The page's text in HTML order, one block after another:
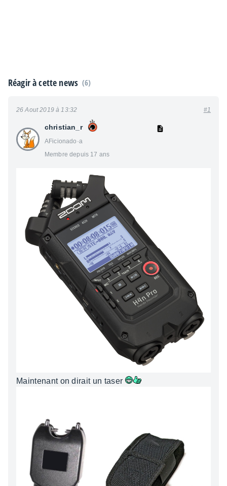
Réagir à cette news (6)
christian_r
AFicionado·a
Membre depuis 17 ans
26 Aout 2019 à 13:32 #1
Maintenant on dirait un taser